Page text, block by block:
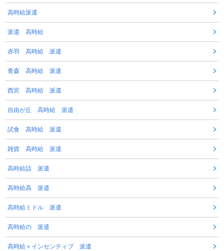
高時給派遣
派遣 高時給
赤羽 高時給 派遣
青森 高時給 派遣
西宮 高時給 派遣
自由が丘 高時給 派遣
試食 高時給 派遣
雑貨 高時給 派遣
高時給話 派遣
高時給高 派遣
高時給ミドル 派遣
高時給の 派遣
高時給＋インセンティブ 派遣